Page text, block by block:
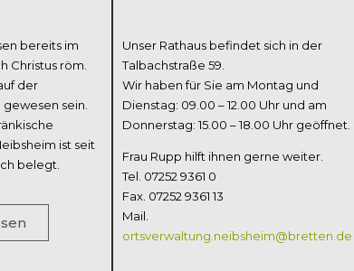
bereits im
Christus röm.
der
sein.
ist seit
belegt.
Unser Rathaus befindet sich in der
Talbachstraße 59.
Wir haben für Sie am Montag und
Dienstag: 09.00 – 12.00 Uhr und am
Donnerstag: 15.00 – 18.00 Uhr geöffnet.
Frau Rupp hilft ihnen gerne weiter.
Tel. 07252 9361 0
Fax. 07252 9361 13
Mail.
ortsverwaltung.neibsheim@bretten.de